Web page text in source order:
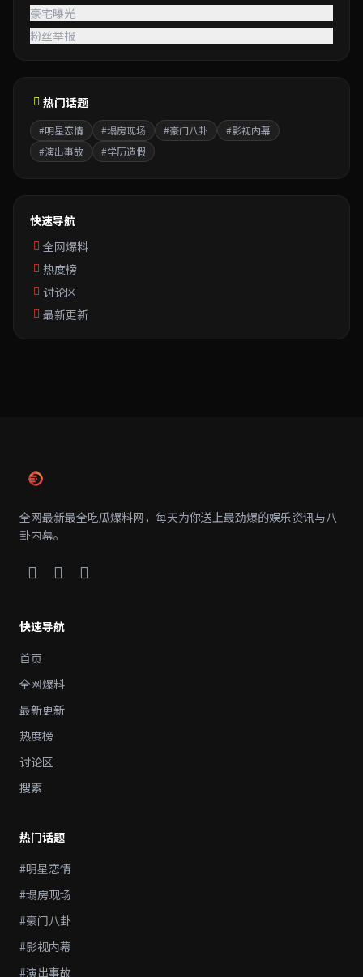
豪宅曝光
粉丝举报
热门话题
#明星恋情 #塌房现场 #豪门八卦
#影视内幕
#演出事故
#学历造假
快速导航
全网爆料
热度榜
讨论区
最新更新
全网最新最全吃瓜爆料网，每天为你送上最劲爆的娱乐资讯与八
卦内幕。
快速导航
首页
全网爆料
最新更新
热度榜
讨论区
搜索
热门话题
#明星恋情
#塌房现场
#豪门八卦
#影视内幕
#演出事故